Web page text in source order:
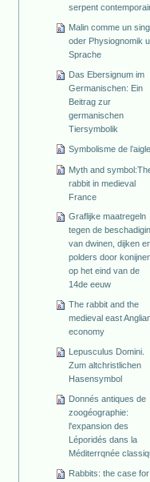
serpent
Malin comme un
oder Physiognomik
Sprache
Das Ebersignum im
Germanischen: Ein
Beitrag zur
germanischen
Tiersymbolik
Symbolisme de l’aigle
Myth and
rabbit in medieval
France
Graflijke maatregeln
tegen de
van dwinen, dijken
polders door
op het eind van de
14de eeuw
The rabbit and the
medieval east
economy
Lepusculus Domini.
Zum altchristlichen
Hasensymbol
Donnés antiques de
zoogéographie:
l'expansion des
Léporidés dans la
Méditerrqnée
Rabbits: the case for